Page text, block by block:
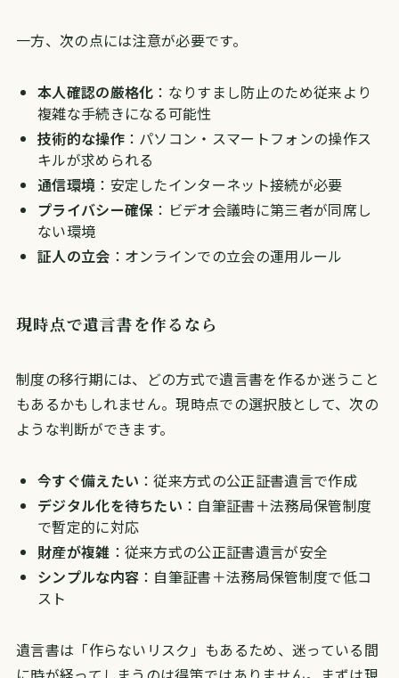
一方、次の点には注意が必要です。
本人確認の厳格化 ：なりすまし防止のため従来より
複雑な手続きになる可能性
技術的な操作：パソコン・スマートフォンの操作ス
キルが求められる
通信環境 ：安定したインターネット接続が必要
プライバシー確保 ：ビデオ会議時に第三者が同席し
ない環境
証人の立会 ：オンラインでの立会の運用ルール
現時点で遺言書を作るなら
制度の移行期には、どの方式で遺言書を作るか迷うこと
もあるかもしれません。現時点での選択肢として、次の
ような判断ができます。
今すぐ備えたい ：従来方式の公正証書遺言で作成
デジタル化を待ちたい ：自筆証書＋法務局保管制度
で暫定的に対応
財産が複雑 ：従来方式の公正証書遺言が安全
シンプルな内容 ：自筆証書＋法務局保管制度で低コ
スト
遺言書は「作らないリスク」もあるため、迷っている間